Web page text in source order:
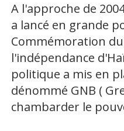
A l'approche de
a lancé en grande
Commémoration
l'indépendance
politique a mis en
dénommé GNB (
chambarder le